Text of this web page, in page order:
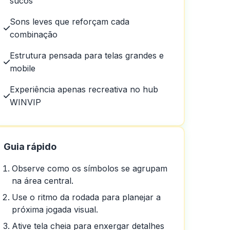
Sons leves que reforçam cada
combinação
Estrutura pensada para telas grandes e
mobile
Experiência apenas recreativa no hub
WINVIP
Guia rápido
Observe como os símbolos se agrupam
na área central.
Use o ritmo da rodada para planejar a
próxima jogada visual.
Ative tela cheia para enxergar detalhes
é rápido, às
há 5 anos